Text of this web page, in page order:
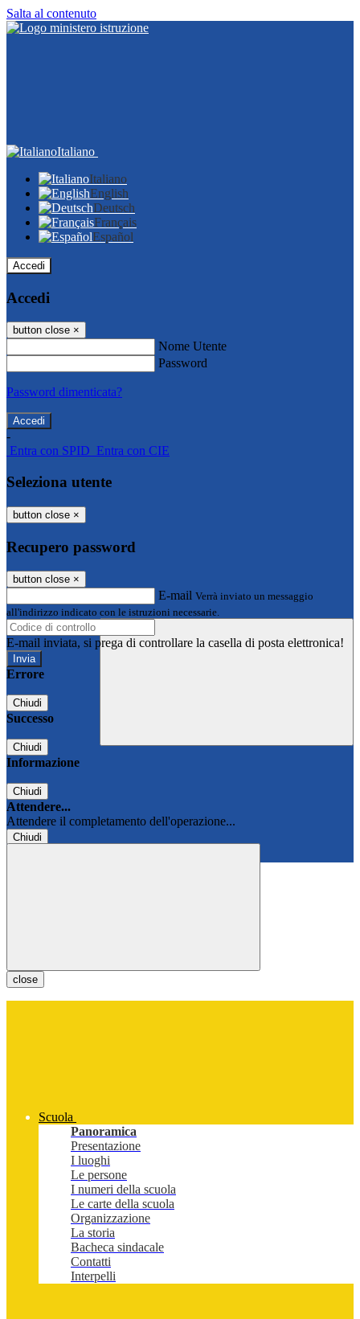
Salta al contenuto
Italiano
Italiano
English
Deutsch
Français
Español
Accedi
Accedi
button close ×
Nome Utente
Password
Password dimenticata?
-
Entra con SPID Entra con CIE
Seleziona utente
button close ×
Recupero password
button close ×
E-mail Verrà inviato un messaggio
all'indirizzo indicato con le istruzioni necessarie.
E-mail inviata, si prega di controllare la casella di posta elettronica!
Errore
Chiudi
Successo
Chiudi
Informazione
Chiudi
Attendere...
Attendere il completamento dell'operazione...
Chiudi
close
Scuola
Panoramica
Presentazione
I luoghi
Le persone
I numeri della scuola
Le carte della scuola
Organizzazione
La storia
Bacheca sindacale
Contatti
Interpelli